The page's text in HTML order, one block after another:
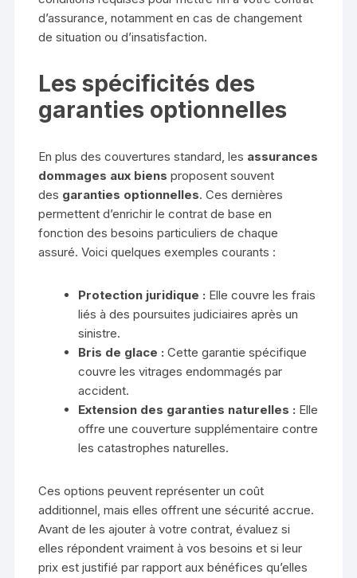
d’assurance, notamment en cas de changement
de situation ou d’insatisfaction.
Les spécificités des
garanties optionnelles
En plus des couvertures standard, les assurances
dommages aux biens proposent souvent
des garanties optionnelles. Ces dernières
permettent d’enrichir le contrat de base en
fonction des besoins particuliers de chaque
assuré. Voici quelques exemples courants :
Protection juridique : Elle couvre les frais
liés à des poursuites judiciaires après un
sinistre.
Bris de glace : Cette garantie spécifique
couvre les vitrages endommagés par
accident.
Extension des garanties naturelles : Elle
offre une couverture supplémentaire contre
les catastrophes naturelles.
Ces options peuvent représenter un coût
additionnel, mais elles offrent une sécurité accrue.
Avant de les ajouter à votre contrat, évaluez si
elles répondent vraiment à vos besoins et si leur
prix est justifié par rapport aux bénéfices qu’elles